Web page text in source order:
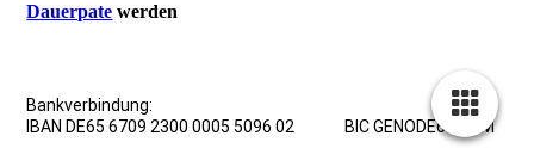
Dauerpate werden
Bankverbindung:
IBAN DE65 6709 2300 0005 5096 02 BIC GENODE61WNM